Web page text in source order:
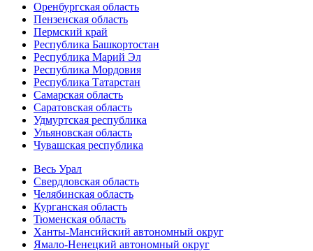
Оренбургская область
Пензенская область
Пермский край
Республика Башкортостан
Республика Марий Эл
Республика Мордовия
Республика Татарстан
Самарская область
Саратовская область
Удмуртская республика
Ульяновская область
Чувашская республика
Весь Урал
Свердловская область
Челябинская область
Курганская область
Тюменская область
Ханты-Мансийский автономный округ
Ямало-Ненецкий автономный округ